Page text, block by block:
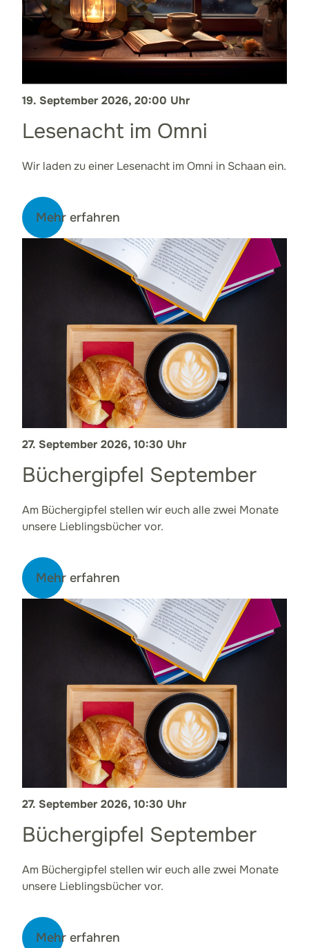
19. September 2026, 20:00 Uhr
Lesenacht im Omni
Wir laden zu einer Lesenacht im Omni in Schaan ein.
Mehr erfahren
27. September 2026, 10:30 Uhr
Büchergipfel September
Am Büchergipfel stellen wir euch alle zwei Monate
unsere Lieblingsbücher vor.
Mehr erfahren
27. September 2026, 10:30 Uhr
Büchergipfel September
Am Büchergipfel stellen wir euch alle zwei Monate
unsere Lieblingsbücher vor.
Mehr erfahren